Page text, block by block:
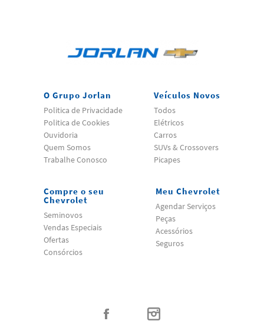
O Grupo Jorlan
Politica de Privacidade
Politica de Cookies
Ouvidoria
Quem Somos
Trabalhe Conosco
Veículos Novos
Todos
Elétricos
Carros
SUVs & Crossovers
Picapes
Compre o seu
Chevrolet
Seminovos
Vendas Especiais
Ofertas
Consórcios
Meu Chevrolet
Agendar Serviços
Peças
Acessórios
Seguros